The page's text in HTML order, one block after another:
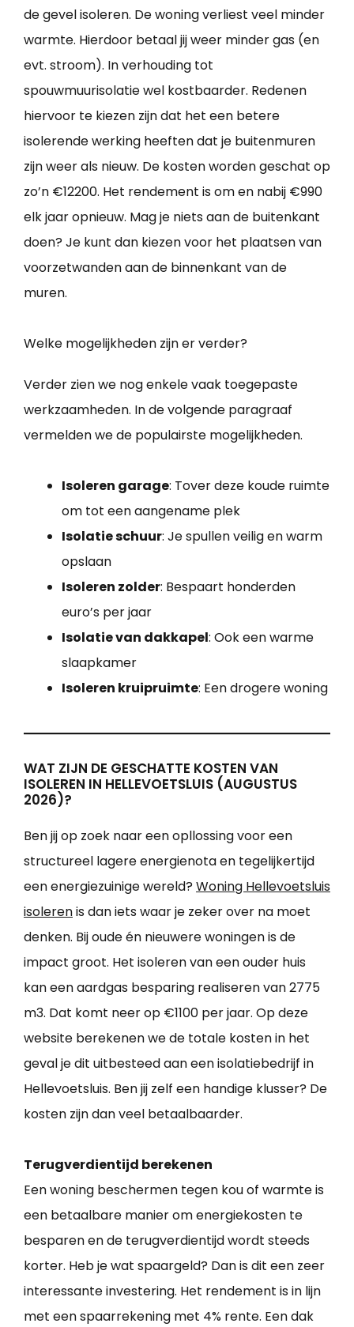
de gevel isoleren. De woning verliest veel minder
warmte. Hierdoor betaal jij weer minder gas (en
evt. stroom). In verhouding tot
spouwmuurisolatie wel kostbaarder. Redenen
hiervoor te kiezen zijn dat het een betere
isolerende werking heeften dat je buitenmuren
zijn weer als nieuw. De kosten worden geschat op
zo’n €12200. Het rendement is om en nabij €990
elk jaar opnieuw. Mag je niets aan de buitenkant
doen? Je kunt dan kiezen voor het plaatsen van
voorzetwanden aan de binnenkant van de
muren.
Welke mogelijkheden zijn er verder?
Verder zien we nog enkele vaak toegepaste
werkzaamheden. In de volgende paragraaf
vermelden we de populairste mogelijkheden.
Isoleren garage: Tover deze koude ruimte
om tot een aangename plek
Isolatie schuur: Je spullen veilig en warm
opslaan
Isoleren zolder: Bespaart honderden
euro’s per jaar
Isolatie van dakkapel: Ook een warme
slaapkamer
Isoleren kruipruimte: Een drogere woning
WAT ZIJN DE GESCHATTE KOSTEN VAN
ISOLEREN IN HELLEVOETSLUIS (AUGUSTUS
2026)?
Ben jij op zoek naar een opllossing voor een
structureel lagere energienota en tegelijkertijd
een energiezuinige wereld? Woning Hellevoetsluis
isolerenis dan iets waar je zeker over na moet
denken. Bij oude én nieuwere woningen is de
impact groot. Het isoleren van een ouder huis
kan een aardgas besparing realiseren van 2775
m3. Dat komt neer op €1100 per jaar. Op deze
website berekenen we de totale kosten in het
geval je dit uitbesteed aan een isolatiebedrijf in
Hellevoetsluis. Ben jij zelf een handige klusser? De
kosten zijn dan veel betaalbaarder.
Terugverdientijd berekenen
Een woning beschermen tegen kou of warmte is
een betaalbare manier om energiekosten te
besparen en de terugverdientijd wordt steeds
korter. Heb je wat spaargeld? Dan is dit een zeer
interessante investering. Het rendement is in lijn
met een spaarrekening met 4% rente. Een dak